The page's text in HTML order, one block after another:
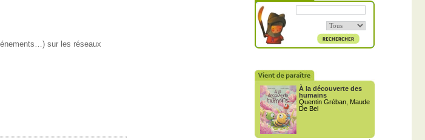
sur les réseaux
À la découverte des
humains
Quentin Gréban, Maude
De Bel